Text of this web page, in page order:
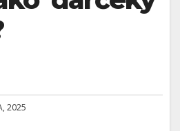
2025